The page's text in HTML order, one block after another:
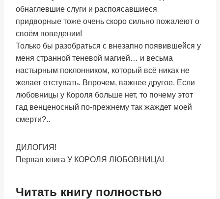
обнаглевшие слуги и распоясавшиеся
придворные тоже очень скоро сильно пожалеют о
своём поведении!
Только бы разобраться с внезапно появившейся у
меня странной теневой магией… и весьма
настырным поклонником, который всё никак не
желает отступать. Впрочем, важнее другое. Если
любовницы у Короля больше нет, то почему этот
гад венценосный по-прежнему так жаждет моей
смерти?..
ДИЛОГИЯ!
Первая книга У КОРОЛЯ ЛЮБОВНИЦА!
Читать книгу полностью